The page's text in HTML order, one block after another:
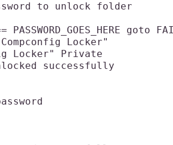
to unlock folder
PASSWORD_GOES_HERE goto
Locker"
Locker" Private
successfully